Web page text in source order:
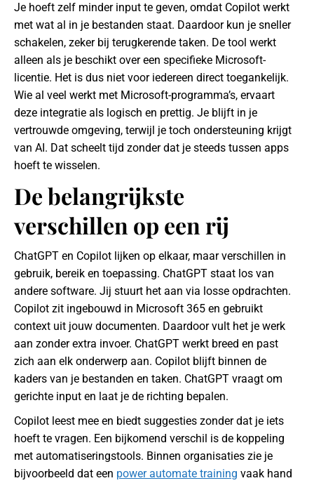
Je hoeft zelf minder input te geven, omdat Copilot werkt
met wat al in je bestanden staat. Daardoor kun je sneller
schakelen, zeker bij terugkerende taken. De tool werkt
alleen als je beschikt over een specifieke Microsoft-
licentie. Het is dus niet voor iedereen direct toegankelijk.
Wie al veel werkt met Microsoft-programma’s, ervaart
deze integratie als logisch en prettig. Je blijft in je
vertrouwde omgeving, terwijl je toch ondersteuning krijgt
van AI. Dat scheelt tijd zonder dat je steeds tussen apps
hoeft te wisselen.
De belangrijkste
verschillen op een rij
ChatGPT en Copilot lijken op elkaar, maar verschillen in
gebruik, bereik en toepassing. ChatGPT staat los van
andere software. Jij stuurt het aan via losse opdrachten.
Copilot zit ingebouwd in Microsoft 365 en gebruikt
context uit jouw documenten. Daardoor vult het je werk
aan zonder extra invoer. ChatGPT werkt breed en past
zich aan elk onderwerp aan. Copilot blijft binnen de
kaders van je bestanden en taken. ChatGPT vraagt om
gerichte input en laat je de richting bepalen.
Copilot leest mee en biedt suggesties zonder dat je iets
hoeft te vragen. Een bijkomend verschil is de koppeling
met automatiseringstools. Binnen organisaties zie je
bijvoorbeeld dat een power automate training vaak hand